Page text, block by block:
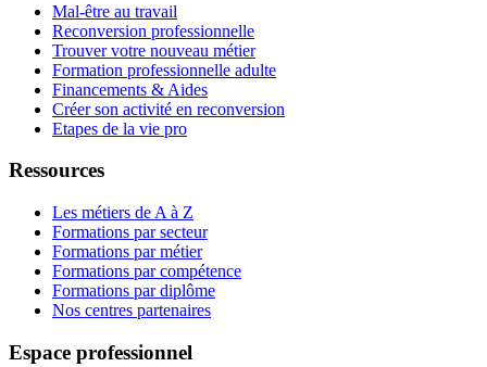
Mal-être au travail
Reconversion professionnelle
Trouver votre nouveau métier
Formation professionnelle adulte
Financements & Aides
Créer son activité en reconversion
Etapes de la vie pro
Ressources
Les métiers de A à Z
Formations par secteur
Formations par métier
Formations par compétence
Formations par diplôme
Nos centres partenaires
Espace professionnel